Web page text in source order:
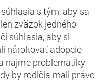
s tým, aby sa
zväzok jedného
súhlasia, aby si
nárokovať adopcie
najme problematiky
by rodičia mali právo